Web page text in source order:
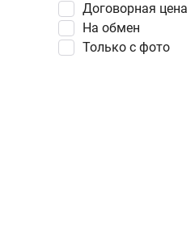
Договорная цена
На обмен
Только с фото